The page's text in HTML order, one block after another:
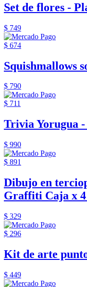
Set de flores -
$ 749
$ 674
Squishmallows
$ 790
$ 711
Trivia Yorugua
$ 990
$ 891
Dibujo en
Graffiti Caja x 4
$ 329
$ 296
Kit de arte
$ 449